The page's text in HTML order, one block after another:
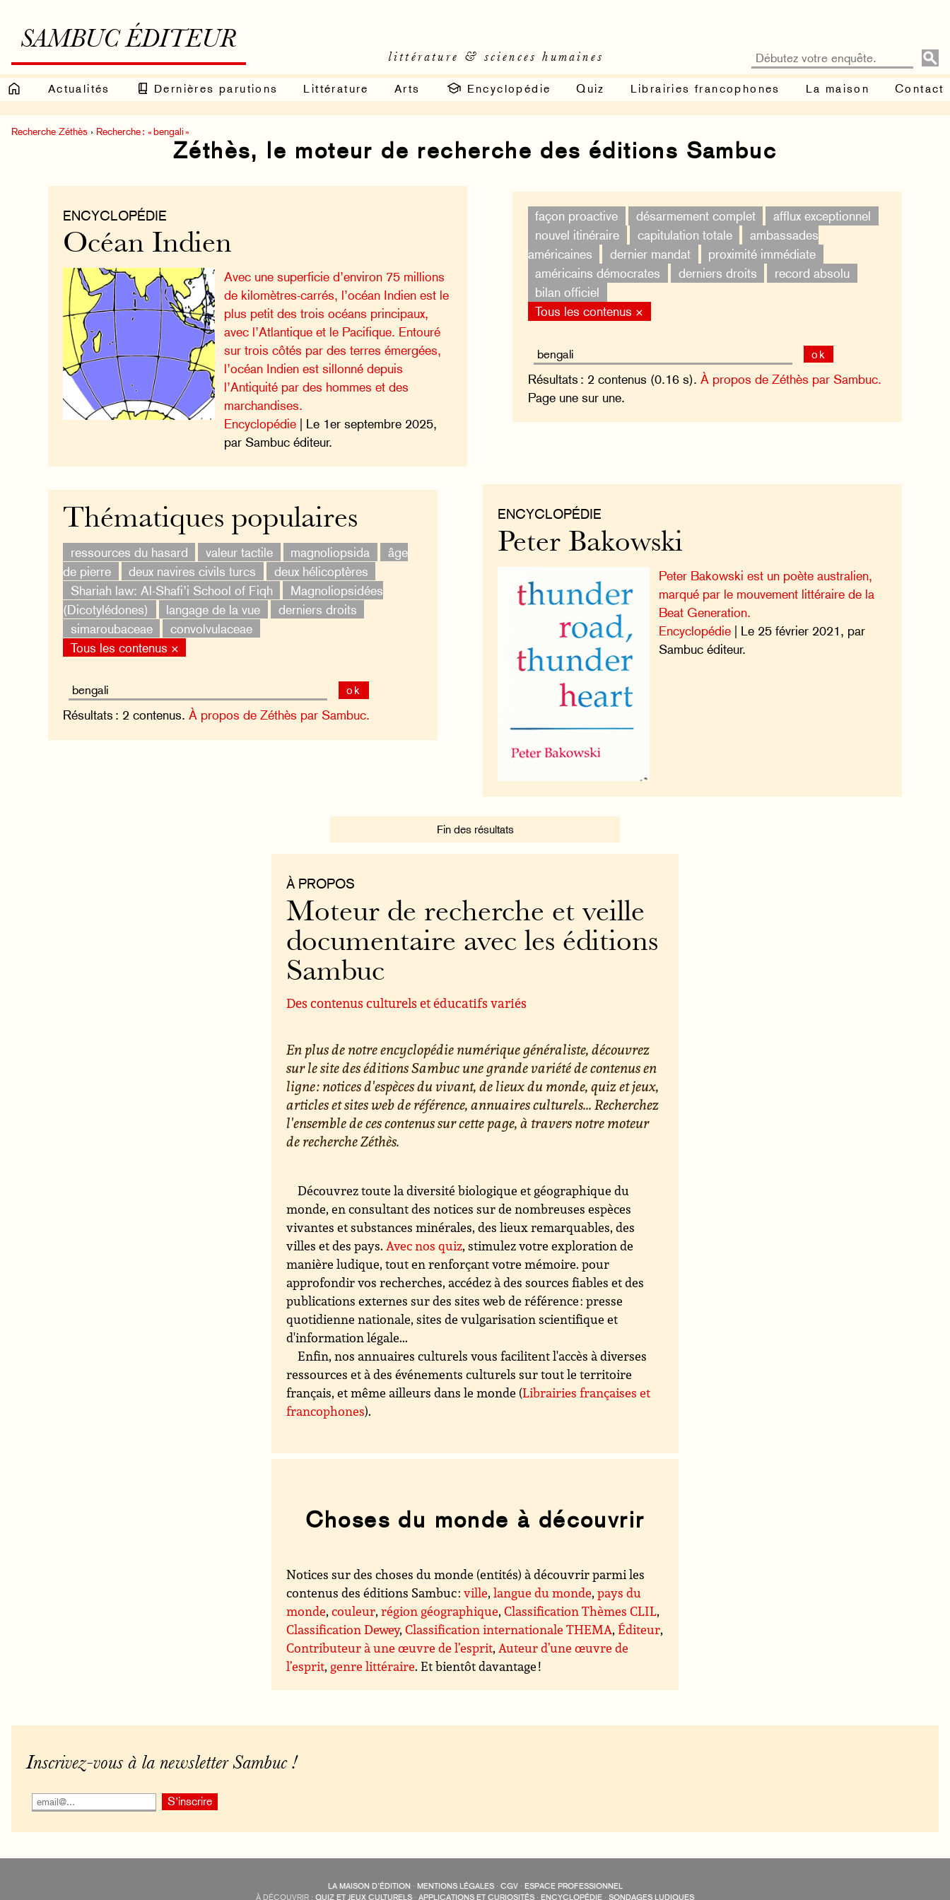
SAMBUC ÉDITEUR
littérature & sciences humaines
Actualités Dernières parutions Littérature Arts Encyclopédie Quiz Librairies francophones La maison Contact
Recherche Zéthès › Recherche : « bengali »
Zéthès, le moteur de recherche des éditions Sambuc
façon proactive désarmement complet
afflux exceptionnel
nouvel itinéraire
capitulation totale
ambassades
américaines
dernier mandat
proximité immédiate
américains démocrates
derniers droits
record absolu
bilan officiel
Tous les contenus ×
ok
Résultats : 2 contenus (0.16 s). À propos de Zéthès par Sambuc.
Page une sur une.
ENCYCLOPÉDIE
Océan Indien
Avec une superficie d’environ 75 millions
de kilomètres-carrés, l’océan Indien est le
plus petit des trois océans principaux,
avec l’Atlantique et le Pacifique. Entouré
sur trois côtés par des terres émergées,
l’océan Indien est sillonné depuis
l’Antiquité par des hommes et des
marchandises.
Encyclopédie | Le 1er septembre 2025,
par Sambuc éditeur.
ENCYCLOPÉDIE
Peter Bakowski
Peter Bakowski est un poète australien,
marqué par le mouvement littéraire de la
Beat Generation.
Encyclopédie | Le 25 février 2021, par
Sambuc éditeur.
Thématiques populaires
ressources du hasard valeur tactile magnoliopsida
âge
de pierre
deux navires civils turcs
deux hélicoptères
Shariah law: Al-Shafi’i School of Fiqh
Magnoliopsidées
(Dicotylédones)
langage de la vue
derniers droits
simaroubaceae
convolvulaceae
Tous les contenus ×
ok
Résultats : 2 contenus. À propos de Zéthès par Sambuc.
Fin des résultats
À PROPOS
Moteur de recherche et veille
documentaire avec les éditions
Sambuc
Des contenus culturels et éducatifs variés
En plus de notre encyclopédie numérique généraliste, découvrez
sur le site des éditions Sambuc une grande variété de contenus en
ligne : notices d'espèces du vivant, de lieux du monde, quiz et jeux,
articles et sites web de référence, annuaires culturels... Recherchez
l'ensemble de ces contenus sur cette page, à travers notre moteur
de recherche Zéthès.
Découvrez toute la diversité biologique et géographique du
monde, en consultant des notices sur de nombreuses espèces
vivantes et substances minérales, des lieux remarquables, des
villes et des pays.Avec nos quiz, stimulez votre exploration de
manière ludique, tout en renforçant votre mémoire. pour
approfondir vos recherches, accédez à des sources fiables et des
publications externes sur des sites web de référence : presse
quotidienne nationale, sites de vulgarisation scientifique et
d'information légale...
Enfin, nos annuaires culturels vous facilitent l'accès à diverses
ressources et à des événements culturels sur tout le territoire
français, et même ailleurs dans le monde (Librairies françaises et
francophones).
Choses du monde à découvrir
Notices sur des choses du monde (entités) à découvrir parmi les
contenus des éditions Sambuc :ville,langue du monde,pays du
monde,couleur,région géographique,Classification Thèmes CLIL,
Classification Dewey,Classification internationale THEMA,Éditeur,
Contributeur à une œuvre de l’esprit, Auteur d’une œuvre de
l’esprit, genre littéraire. Et bientôt davantage !
Inscrivez-vous à la newsletter Sambuc !
LA MAISON D’ÉDITION · MENTIONS LÉGALES· CGV· ESPACE PROFESSIONNEL
À DÉCOUVRIR : QUIZ ET JEUX CULTURELS · APPLICATIONS ET CURIOSITÉS · ENCYCLOPÉDIE · SONDAGES LUDIQUES